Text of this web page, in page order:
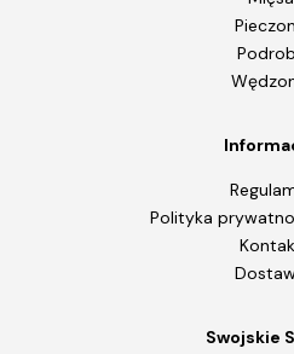
Polityka
Swojskie